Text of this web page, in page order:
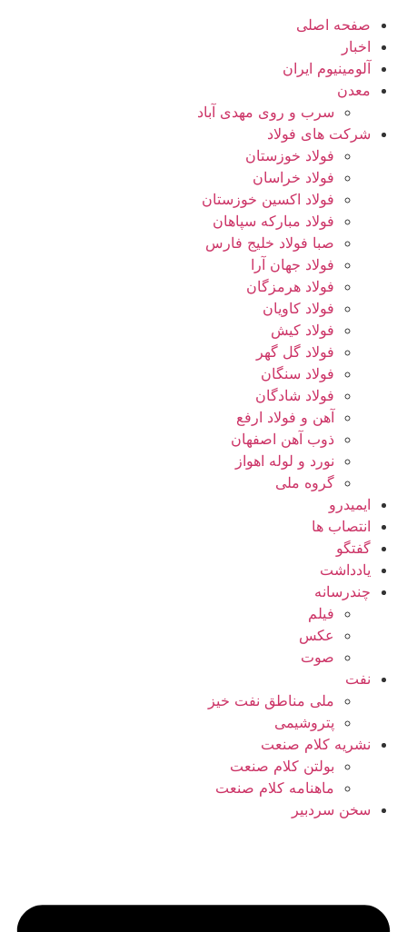
صفحه اصلی
اخبار
آلومینیوم ایران
معدن
سرب و روی مهدی آباد
شرکت های فولاد
فولاد خوزستان
فولاد خراسان
فولاد اکسین خوزستان
فولاد مبارکه سپاهان
صبا فولاد خلیج فارس
فولاد جهان آرا
فولاد هرمزگان
فولاد کاویان
فولاد کیش
فولاد گل گهر
فولاد سنگان
فولاد شادگان
آهن و فولاد ارفع
ذوب آهن اصفهان
نورد و لوله اهواز
گروه ملی
ایمیدرو
انتصاب ها
گفتگو
یادداشت
چندرسانه
فیلم
عکس
صوت
نفت
ملی مناطق نفت خیز
پتروشیمی
نشریه کلام صنعت
بولتن کلام صنعت
ماهنامه کلام صنعت
سخن سردبیر